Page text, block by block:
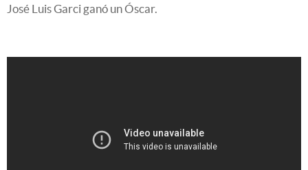
José Luis Garci ganó un Óscar.